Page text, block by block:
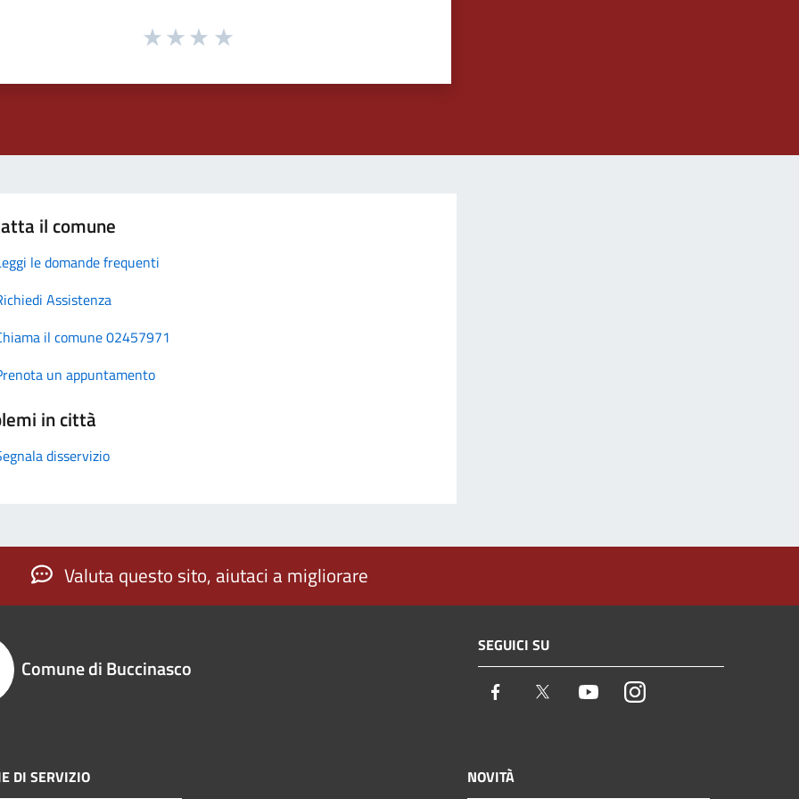
il comune
le domande frequenti
Assistenza
il comune 02457971
un appuntamento
in città
disservizio
Valuta questo sito, aiutaci a migliorare
Comune di Buccinasco
SEGUICI SU
Facebook Twitter YoutubeInstagram
DI SERVIZIO NOVITÀ